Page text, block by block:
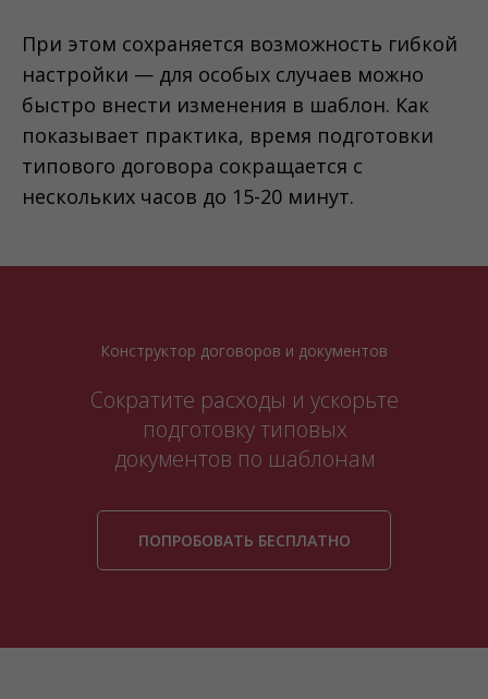
При этом сохраняется возможность гибкой
настройки — для особых случаев можно
быстро внести изменения в шаблон. Как
показывает практика, время подготовки
типового договора сокращается с
нескольких часов до 15-20 минут.
ПОПРОБОВАТЬ БЕСПЛАТНО
Сократите расходы и ускорьте
подготовку типовых
документов по шаблонам
Конструктор договоров и документов